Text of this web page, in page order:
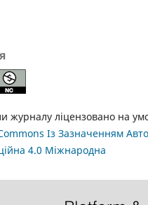
журналу ліцензовано на
Із Зазначенням
4.0 Міжнародна